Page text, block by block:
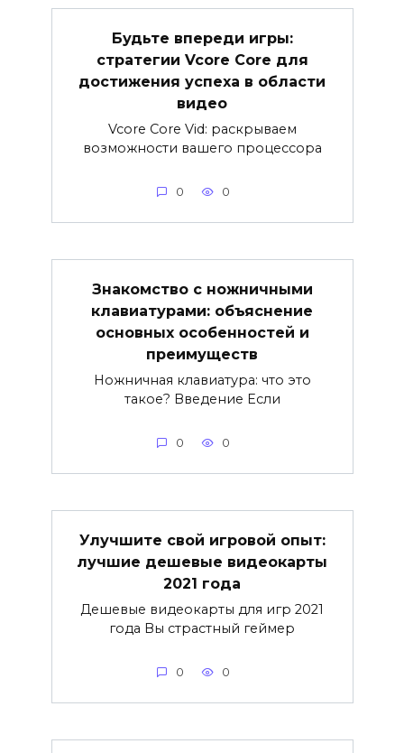
Будьте впереди игры:
стратегии Vcore Core для
достижения успеха в области
видео
Vcore Core Vid: раскрываем
возможности вашего процессора
0 0
Знакомство с ножничными
клавиатурами: объяснение
основных особенностей и
преимуществ
Ножничная клавиатура: что это
такое? Введение Если
0 0
Улучшите свой игровой опыт:
лучшие дешевые видеокарты
2021 года
Дешевые видеокарты для игр 2021
года Вы страстный геймер
0 0